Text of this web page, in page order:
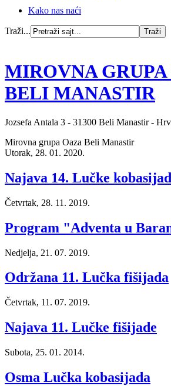
Kako nas naći
Traži...
MIROVNA
BELI MANASTIR
Jozsefa Antala 3 - 31300 Beli Manastir -
Mirovna grupa Oaza Beli Manastir
Utorak, 28. 01. 2020.
Najava 14. Lučke
Četvrtak, 28. 11. 2019.
Program "Adventa u
Nedjelja, 21. 07. 2019.
Održana 11. Lučka fišijada
Četvrtak, 11. 07. 2019.
Najava 11. Lučke fišijade
Subota, 25. 01. 2014.
Osma Lučka kobasijada